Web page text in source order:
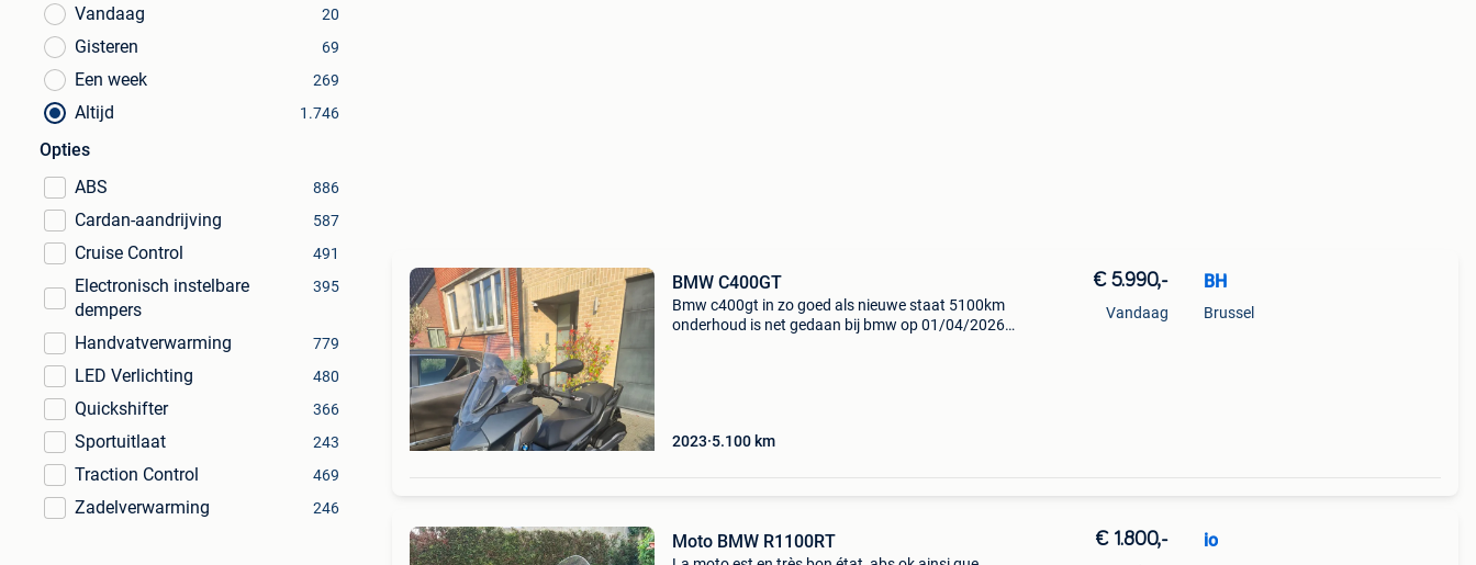
Vandaag
20
Gisteren 69
Een week 269
Altijd 1.746
Opties
ABS
886
Cardan-aandrijving 587
Cruise Control 491
Electronisch instelbare
dempers
395
Handvatverwarming 779
LED Verlichting 480
Quickshifter 366
Sportuitlaat 243
Traction Control 469
Zadelverwarming 246
BMW C400GT
Bmw c400gt in zo goed als nieuwe staat 5100km
onderhoud is net gedaan bij bmw op 01/04/2026
2023 5.100 km
€ 5.990,-
Vandaag
BH
Brussel
Moto BMW R1100RT € 1.800,- io